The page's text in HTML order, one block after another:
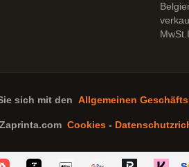
sich mit den Allgemeinen
Zaprinta.com Cookies-